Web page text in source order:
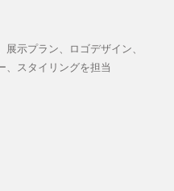
示プラン、ロゴデザイン、
、スタイリングを担当